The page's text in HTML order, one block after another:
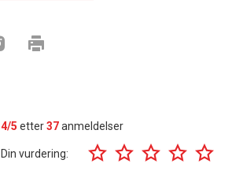
4/5 etter37anmeldelser
Din vurdering: